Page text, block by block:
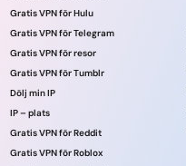
Gratis VPN för Hulu
Gratis VPN för Telegram
Gratis VPN för resor
Gratis VPN för Tumblr
Dölj min IP
IP – plats
Gratis VPN för Reddit
Gratis VPN för Roblox